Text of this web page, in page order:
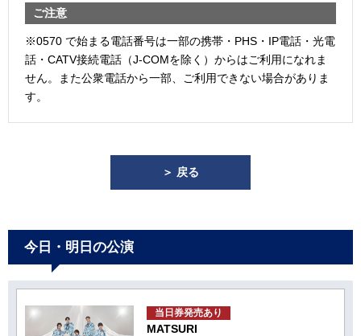
ご注意
※0570 で始まる電話番号は一部の携帯・PHS・IP電話・光電
話・CATV接続電話（J-COMを除く）からはご利用になれま
せん。また公衆電話から一部、ご利用できない場合がありま
す。
＞ 戻る
今日・明日の公演
当日券発売あり
MATSURI